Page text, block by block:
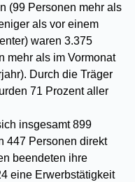
(99 Personen mehr als
als vor einem
waren 3.375
mehr als im Vormonat
Durch die Träger
71 Prozent aller
insgesamt 899
447 Personen direkt
beendeten ihre
eine Erwerbstätigkeit